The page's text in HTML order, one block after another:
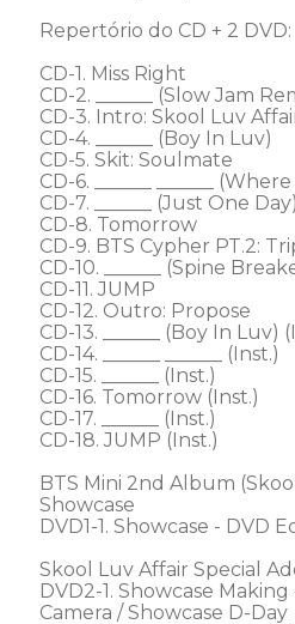
Repertório do CD + 2 DVD:
CD-1. Miss Right
CD-2. ______ (Slow Jam
CD-3. Intro: Skool Luv
CD-4. ______ (Boy In Luv)
CD-5. Skit: Soulmate
CD-6. ______ ______
CD-7. ______ (Just One Day)
CD-8. Tomorrow
CD-9. BTS Cypher PT.2:
CD-10. ______ (Spine
CD-11. JUMP
CD-12. Outro: Propose
CD-13. ______ (Boy In Luv)
CD-14. ______ ______ (Inst.)
CD-15. ______ (Inst.)
CD-16. Tomorrow (Inst.)
CD-17. ______ (Inst.)
CD-18. JUMP (Inst.)
BTS Mini 2nd Album
Showcase
DVD1-1. Showcase - DVD
Skool Luv Affair Special
DVD2-1. Showcase Making
Camera / Showcase D-Day